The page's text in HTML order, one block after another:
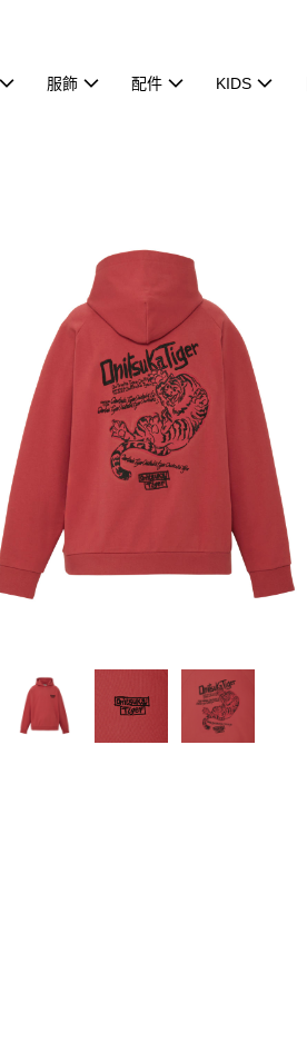
服飾 配件 KIDS